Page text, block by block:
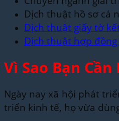
Dịch thuật hồ sơ cá
Dịch thuật giấy tờ
Dịch thuật hợp
Vì Sao Bạn
Ngày nay xã hội phát
triển kinh tế, họ vừa